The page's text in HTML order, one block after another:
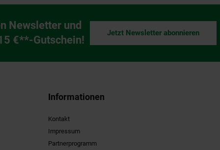
Newsletter und
€**-Gutschein!
Jetzt Newsletter abonnieren
Informationen
Kontakt
Impressum
Partnerprogramm